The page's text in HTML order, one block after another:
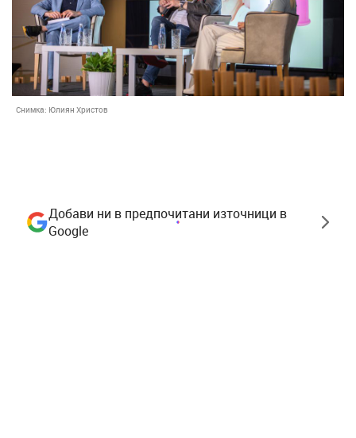
Снимка: Юлиян Христов
Добави ни в предпочитани източници в
Google